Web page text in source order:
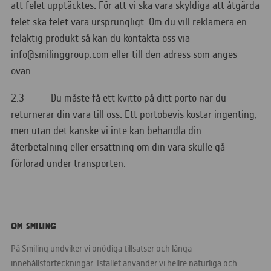
att felet upptäcktes. För att vi ska vara skyldiga att åtgärda
felet ska felet vara ursprungligt. Om du vill reklamera en
felaktig produkt så kan du kontakta oss via
info@smilinggroup.com eller till den adress som anges
ovan.
2.3 Du måste få ett kvitto på ditt porto när du
returnerar din vara till oss. Ett portobevis kostar ingenting,
men utan det kanske vi inte kan behandla din
återbetalning eller ersättning om din vara skulle gå
förlorad under transporten.
Om Smiling
På Smiling undviker vi onödiga tillsatser och långa
innehållsförteckningar. Istället använder vi hellre naturliga och